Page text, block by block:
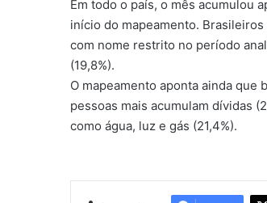
Em todo o país, o mês acumulou
início do mapeamento.
com nome restrito no período
(19,8%).
O mapeamento aponta ainda
pessoas mais acumulam dívidas
como água, luz e gás (21,4%).